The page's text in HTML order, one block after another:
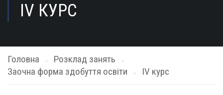
IV КУРС
Головна
Розклад занять
Заочна форма здобуття освіти
IV курс